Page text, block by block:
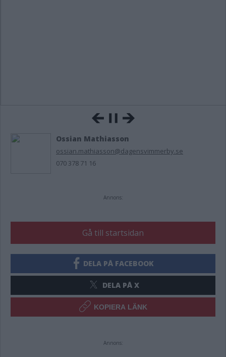
Ossian Mathiasson
ossian.mathiasson@dagensvimmerby.se
070 378 71 16
Annons:
Gå till startsidan
DELA PÅ FACEBOOK
DELA PÅ X
KOPIERA LÄNK
Annons: